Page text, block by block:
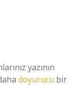
yazının
doyurucu bir